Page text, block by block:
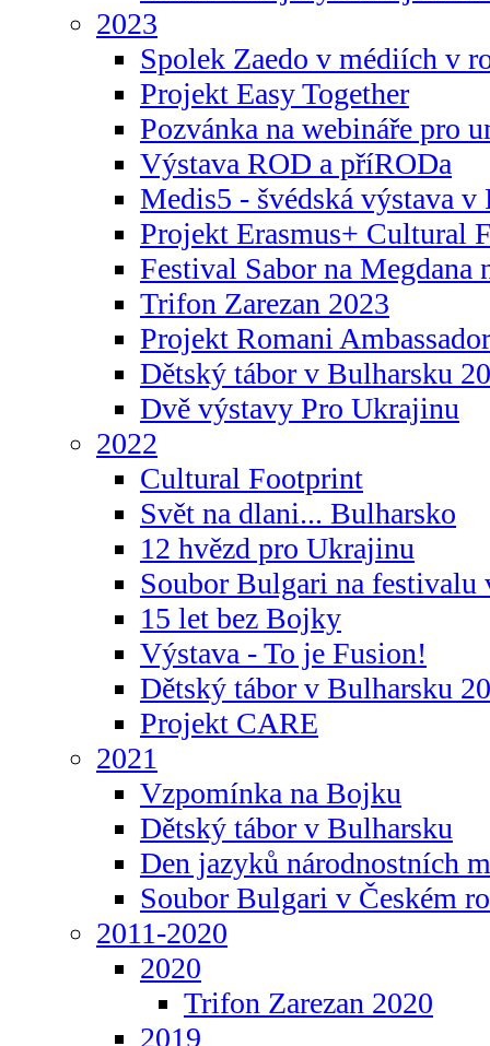
2023
Spolek Zaedo v médiích v
Projekt Easy Together
Pozvánka na webináře pro
Výstava ROD a příRODa
Medis5 - švédská výstava v
Projekt Erasmus+ Cultural
Festival Sabor na Megdana
Trifon Zarezan 2023
Projekt Romani
Dětský tábor v Bulharsku
Dvě výstavy Pro Ukrajinu
2022
Cultural Footprint
Svět na dlani... Bulharsko
12 hvězd pro Ukrajinu
Soubor Bulgari na festivalu
15 let bez Bojky
Výstava - To je Fusion!
Dětský tábor v Bulharsku
Projekt CARE
2021
Vzpomínka na Bojku
Dětský tábor v Bulharsku
Den jazyků národnostních
Soubor Bulgari v Českém
2011-2020
2020
Trifon Zarezan 2020
2019